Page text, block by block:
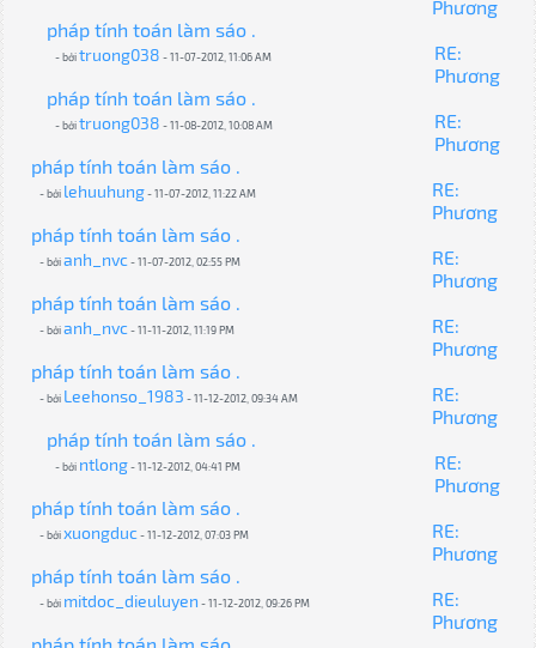
Phương
pháp tính toán làm sáo .
- bởitruong038 - 11-07-2012, 11:06 AM
RE:
Phương
pháp tính toán làm sáo .
- bởitruong038 - 11-08-2012, 10:08 AM
RE:
Phương
pháp tính toán làm sáo .
- bởi lehuuhung- 11-07-2012, 11:22 AM
RE:
Phương
pháp tính toán làm sáo .
- bởianh_nvc- 11-07-2012, 02:55 PM
RE:
Phương
pháp tính toán làm sáo .
- bởianh_nvc- 11-11-2012, 11:19 PM
RE:
Phương
pháp tính toán làm sáo .
- bởi Leehonso_1983 - 11-12-2012, 09:34 AM
RE:
Phương
pháp tính toán làm sáo .
- bởi ntlong- 11-12-2012, 04:41 PM
RE:
Phương
pháp tính toán làm sáo .
- bởixuongduc- 11-12-2012, 07:03 PM
RE:
Phương
pháp tính toán làm sáo .
- bởi mitdoc_dieuluyen - 11-12-2012, 09:26 PM
RE:
Phương